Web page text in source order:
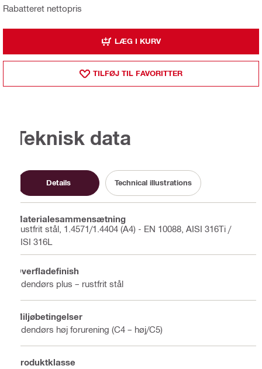
Rabatteret nettopris
LÆG I KURV
TILFØJ TIL FAVORITTER
Teknisk data
Details Technical illustrations
Materialesammensætning
Rustfrit stål, 1.4571/1.4404 (A4) - EN 10088, AISI 316Ti /
AISI 316L
Overfladefinish
Udendørs plus – rustfrit stål
Miljøbetingelser
Udendørs høj forurening (C4 – høj/C5)
Produktklasse